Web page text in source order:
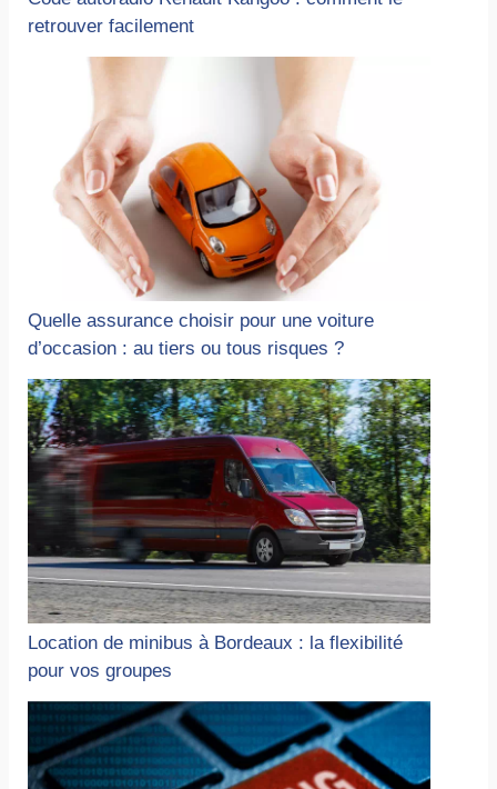
retrouver facilement
Quelle assurance choisir pour une voiture
d’occasion : au tiers ou tous risques ?
Location de minibus à Bordeaux : la flexibilité
pour vos groupes